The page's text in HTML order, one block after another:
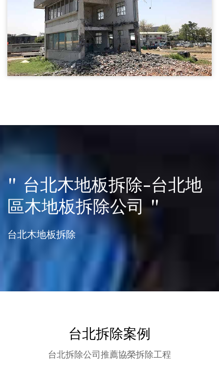
房屋拆除
" 台北木地板拆除-台北地
區木地板拆除公司 "
台北木地板拆除
台北拆除案例
台北拆除公司推薦協榮拆除工程